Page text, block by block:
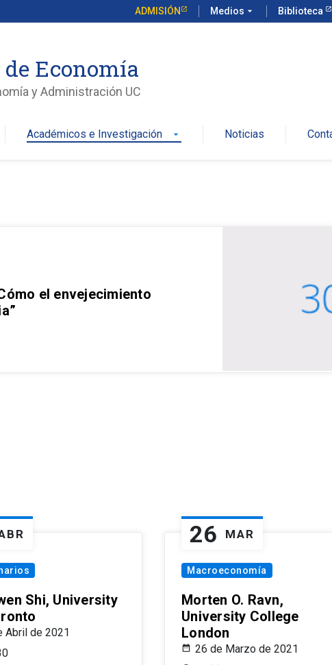
ADMISIÓN Medios arrow_drop_down Biblioteca
Economía
y Administración UC
Académicos e Investigación arrow_drop_down Noticias
el envejecimiento
Shi, University
Abril de 2021
26 MAR
Macroeconomía
Morten O. Ravn,
University College
London
26 de Marzo de 2021